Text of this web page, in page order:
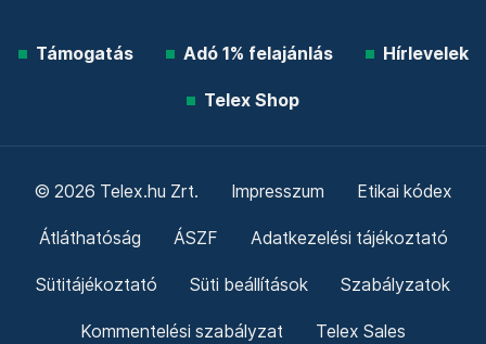
Támogatás Adó 1% felajánlás Hírlevelek
Telex Shop
© 2026 Telex.hu Zrt. Impresszum Etikai kódex
Átláthatóság ÁSZF Adatkezelési tájékoztató
Sütitájékoztató Süti beállítások Szabályzatok
Kommentelési szabályzat Telex Sales